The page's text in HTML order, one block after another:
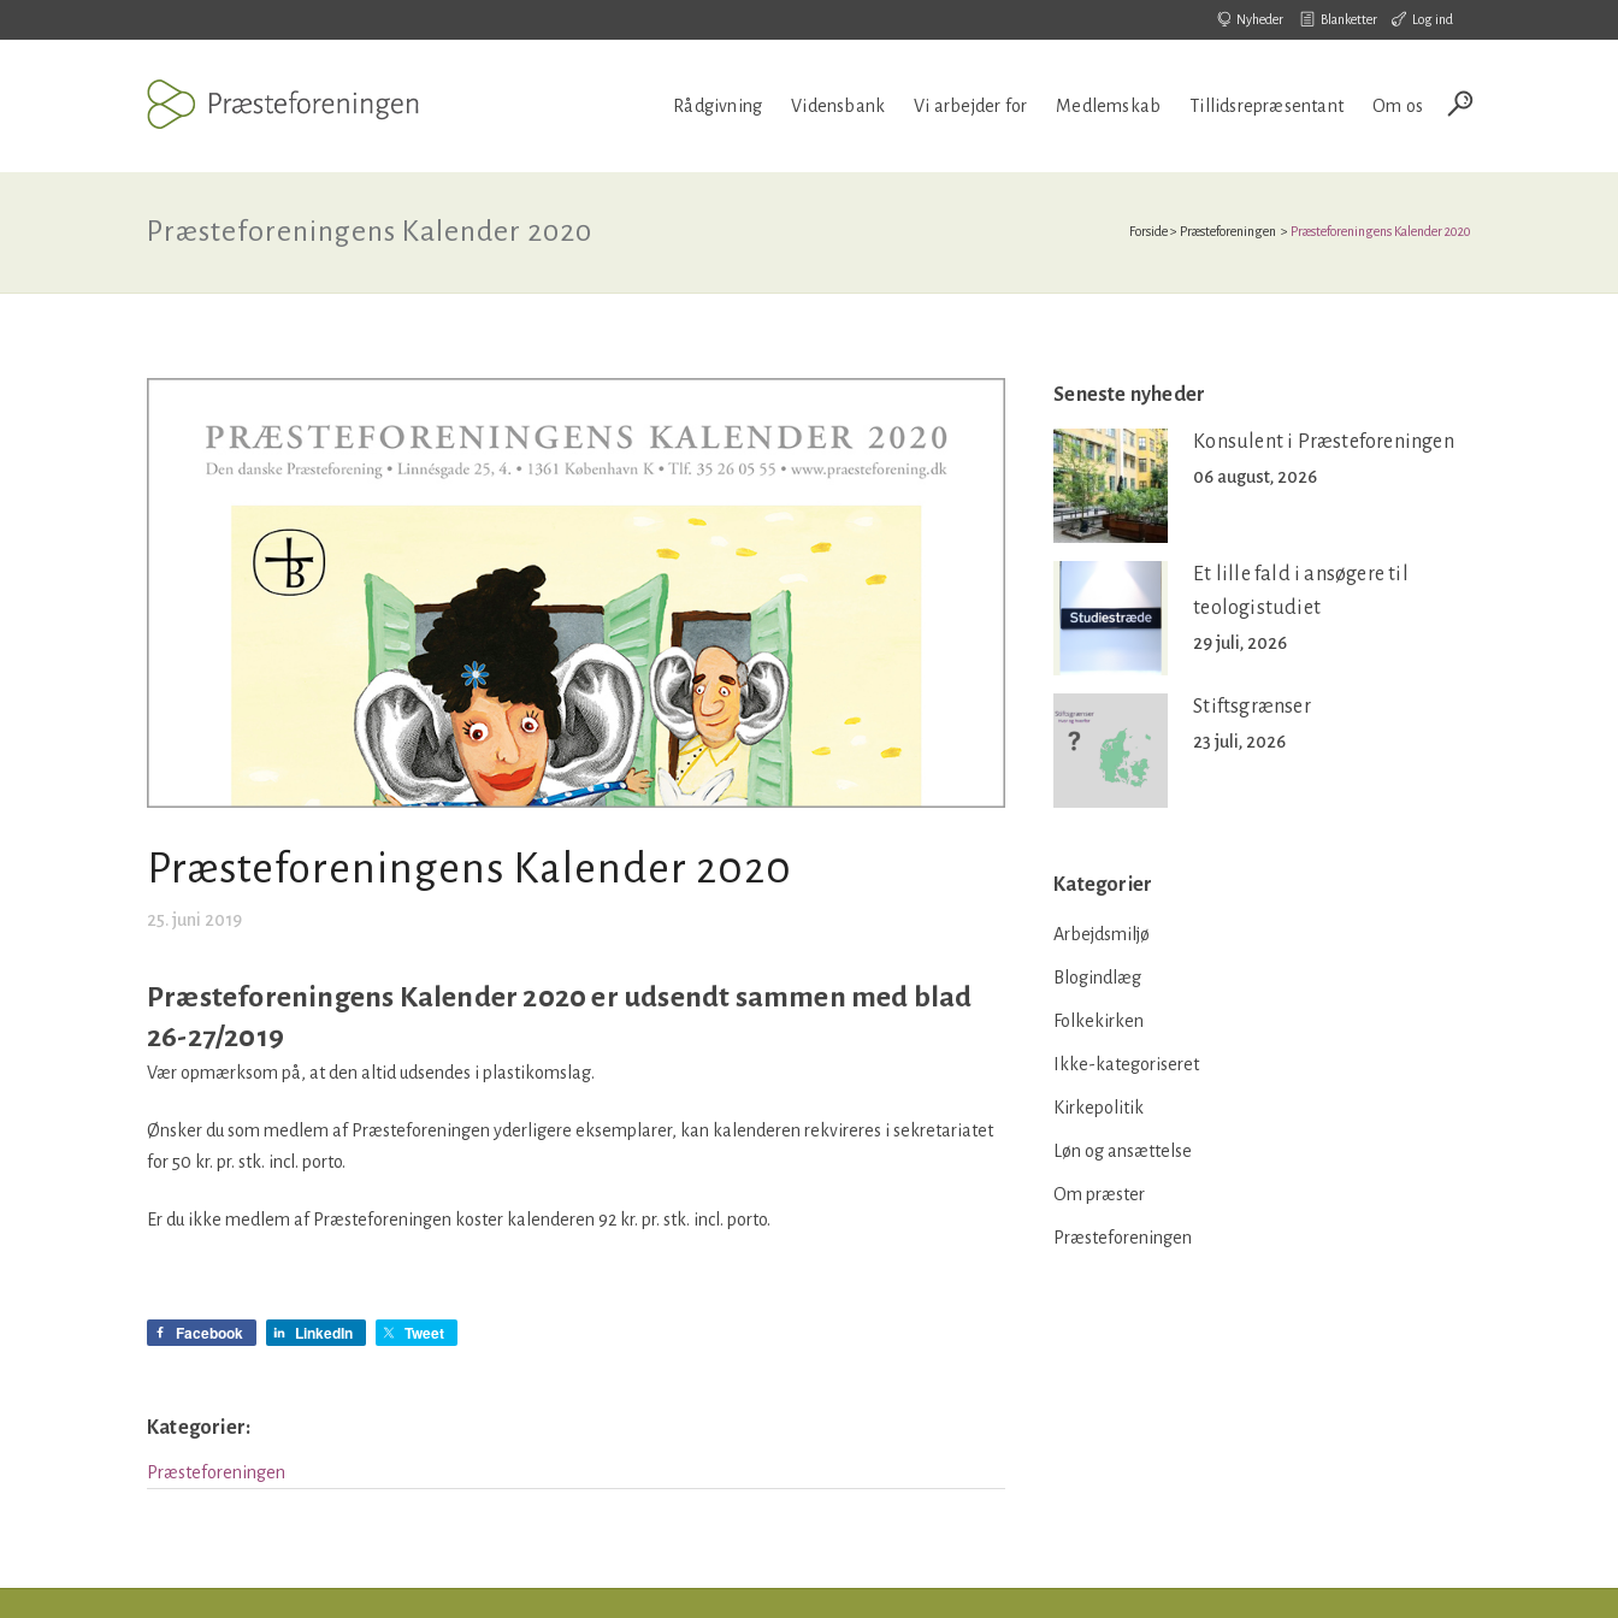
Nyheder Blanketter Log ind
Rådgivning Vidensbank Vi arbejder for Medlemskab Tillidsrepræsentant Om os
Præsteforeningens Kalender 2020 Forside> Præsteforeningen > Præsteforeningens Kalender 2020
Præsteforeningens Kalender 2020
25. juni 2019
Præsteforeningens Kalender 2020 er udsendt sammen med blad
26-27/2019
Vær opmærksom på, at den altid udsendes i plastikomslag.
Ønsker du som medlem af Præsteforeningen yderligere eksemplarer, kan kalenderen rekvireres i sekretariatet
for 50 kr. pr. stk. incl. porto.
Er du ikke medlem af Præsteforeningen koster kalenderen 92 kr. pr. stk. incl. porto.
Facebook LinkedIn Tweet
Kategorier:
Præsteforeningen
Seneste nyheder
Konsulent i Præsteforeningen
06 august, 2026
Et lille fald i ansøgere til
teologistudiet
29 juli, 2026
Stiftsgrænser
23 juli, 2026
Kategorier
Arbejdsmiljø
Blogindlæg
Folkekirken
Ikke-kategoriseret
Kirkepolitik
Løn og ansættelse
Om præster
Præsteforeningen